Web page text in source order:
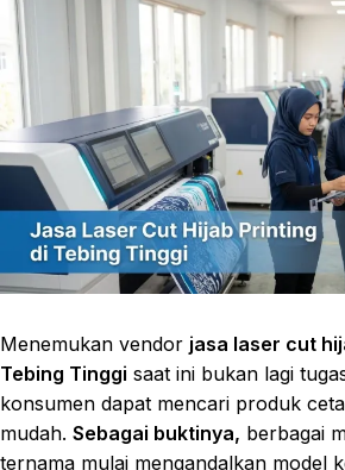
Menemukan vendor jasa laser cut
Tebing Tinggi saat ini bukan lagi
konsumen dapat mencari produk
mudah. Sebagai buktinya, berbagai
ternama mulai mengandalkan model